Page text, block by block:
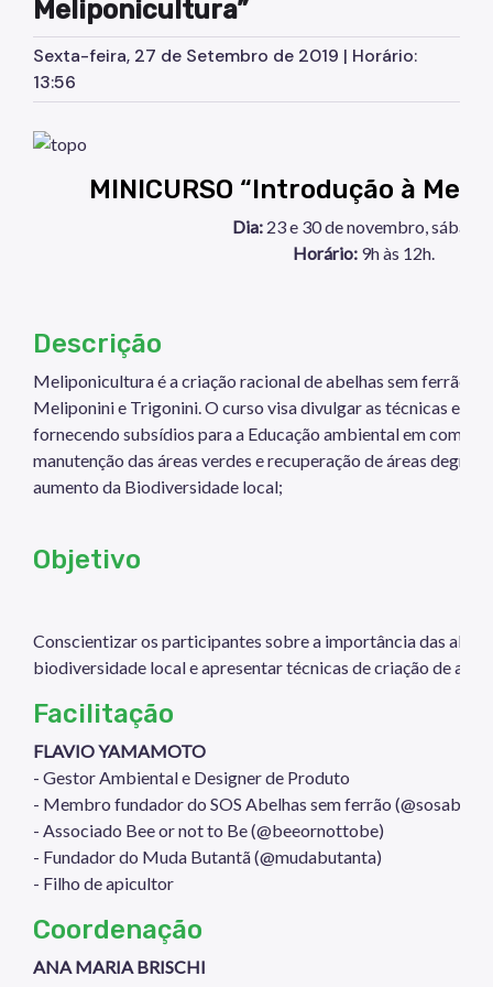
Meliponicultura”
Sexta-feira, 27 de Setembro de 2019 | Horário:
13:56
MINICURSO “Introdução à
Dia:23 e 30 de novembro,
Horário:9h às 12h.
Descrição
Meliponicultura é a criação racional de abelhas sem ferrão,
Meliponini e Trigonini. O curso visa divulgar as técnicas e
fornecendo subsídios para a Educação ambiental em
manutenção das áreas verdes e recuperação de áreas
aumento da Biodiversidade local;
Objetivo
Conscientizar os participantes sobre a importância das
biodiversidade local e apresentar técnicas de criação de
Facilitação
FLAVIO YAMAMOTO
- Gestor Ambiental e Designer de Produto
- Membro fundador do SOS Abelhas sem ferrão
- Associado Bee or not to Be (@beeornottobe)
- Fundador do Muda Butantã (@mudabutanta)
- Filho de apicultor
Coordenação
ANA MARIA BRISCHI